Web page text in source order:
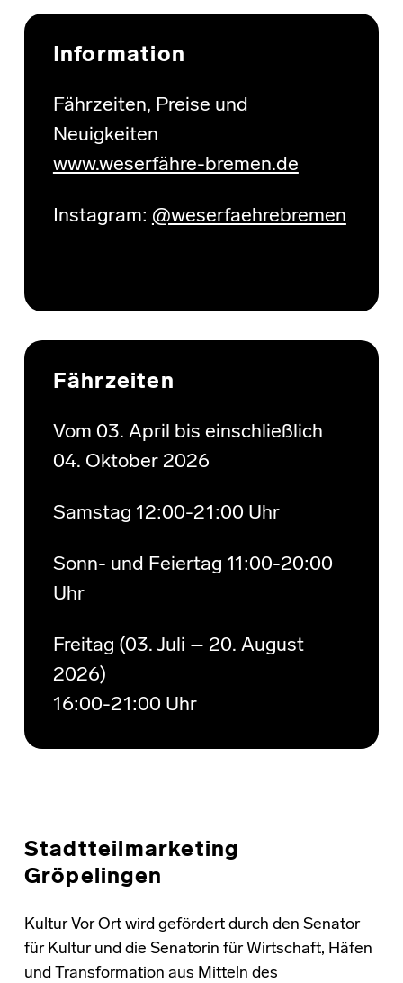
Skip back to main navigation
Information
Fährzeiten, Preise und
Neuigkeiten
www.weserfähre-bremen.de
Instagram: @weserfaehrebremen
Fährzeiten
Vom 03. April bis einschließlich
04. Oktober 2026
Samstag 12:00-21:00 Uhr
Sonn- und Feiertag 11:00-20:00
Uhr
Freitag (03. Juli – 20. August
2026)
16:00-21:00 Uhr
Stadtteilmarketing
Gröpelingen
Kultur Vor Ort wird gefördert durch den Senator
für Kultur und die Senatorin für Wirtschaft, Häfen
und Transformation aus Mitteln des